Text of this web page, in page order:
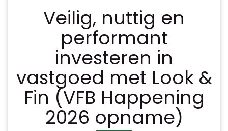
Veilig, nuttig en
performant
investeren in
vastgoed met Look &
Fin (VFB Happening
2026 opname)